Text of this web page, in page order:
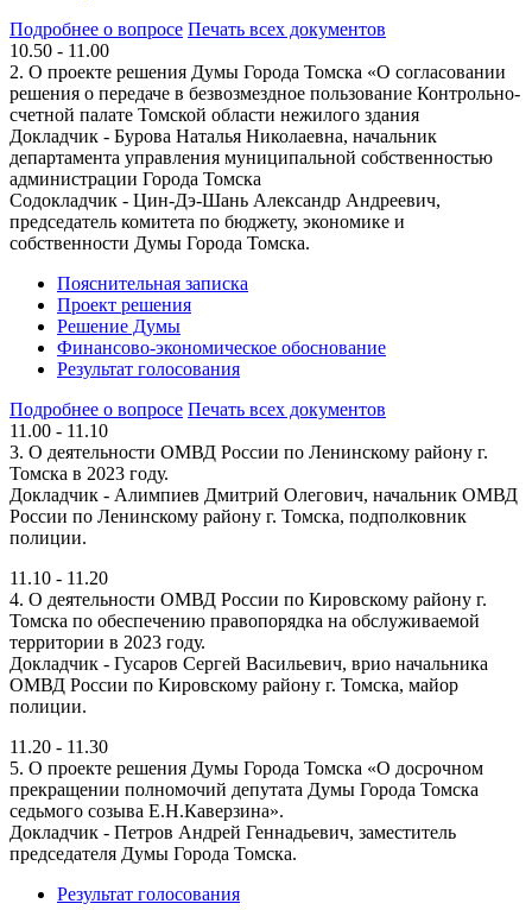
Подробнее о вопросе Печать всех документов
10.50 - 11.00
2. О проекте решения Думы Города Томска «О согласовании
решения о передаче в безвозмездное пользование Контрольно-
счетной палате Томской области нежилого здания
Докладчик - Бурова Наталья Николаевна, начальник
департамента управления муниципальной собственностью
администрации Города Томска
Содокладчик - Цин-Дэ-Шань Александр Андреевич,
председатель комитета по бюджету, экономике и
собственности Думы Города Томска.
Пояснительная записка
Проект решения
Решение Думы
Финансово-экономическое обоснование
Результат голосования
Подробнее о вопросе Печать всех документов
11.00 - 11.10
3. О деятельности ОМВД России по Ленинскому району г.
Томска в 2023 году.
Докладчик - Алимпиев Дмитрий Олегович, начальник ОМВД
России по Ленинскому району г. Томска, подполковник
полиции.
11.10 - 11.20
4. О деятельности ОМВД России по Кировскому району г.
Томска по обеспечению правопорядка на обслуживаемой
территории в 2023 году.
Докладчик - Гусаров Сергей Васильевич, врио начальника
ОМВД России по Кировскому району г. Томска, майор
полиции.
11.20 - 11.30
5. О проекте решения Думы Города Томска «О досрочном
прекращении полномочий депутата Думы Города Томска
седьмого созыва Е.Н.Каверзина».
Докладчик - Петров Андрей Геннадьевич, заместитель
председателя Думы Города Томска.
Результат голосования